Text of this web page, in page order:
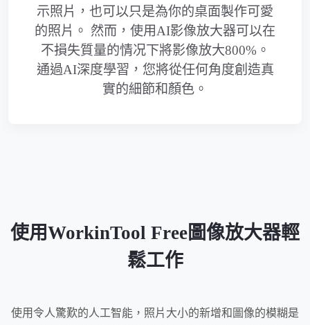
示照片，也可以只是為你的桌面製作可愛
的照片。 然而，使用AI影像放大器可以在
不損失質量的情况下將影像放大800%。
通過AI深度學習，您將從任何角度創造真
實的細節和顏色。
使用WorkinTool Free圖像放大器輕
鬆工作
使用令人驚歎的人工智能，照片大小的新增和圖像的模糊是